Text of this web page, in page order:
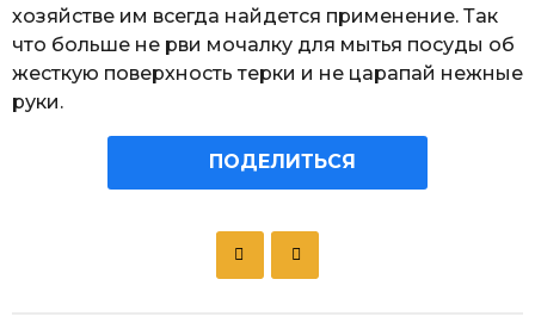
хозяйстве им всегда найдется применение. Так
что больше не рви мочалку для мытья посуды об
жесткую поверхность терки и не царапай нежные
руки.
ПОДЕЛИТЬСЯ